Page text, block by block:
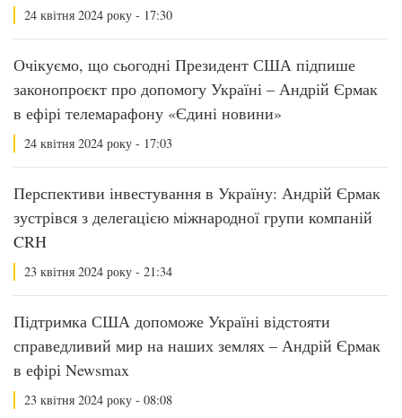
24 квітня 2024 року - 17:30
Очікуємо, що сьогодні Президент США підпише
законопроєкт про допомогу Україні – Андрій Єрмак
в ефірі телемарафону «Єдині новини»
24 квітня 2024 року - 17:03
Перспективи інвестування в Україну: Андрій Єрмак
зустрівся з делегацією міжнародної групи компаній
CRH
23 квітня 2024 року - 21:34
Підтримка США допоможе Україні відстояти
справедливий мир на наших землях – Андрій Єрмак
в ефірі Newsmax
23 квітня 2024 року - 08:08